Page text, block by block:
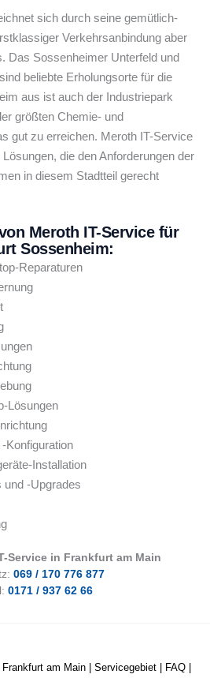
sich durch seine gemütlich-
Verkehrsanbindung aber
Das Sossenheimer Unterfeld und
beliebte Erholungsorte für die
aus ist auch der Industriepark
größten Chemie- und
gut zu erreichen. Meroth IT-Service
die den Anforderungen der
in diesem Stadtteil gerecht
Meroth IT-Service für
Sossenheim:
Reparaturen
Lösungen
Konfiguration
Installation
-Upgrades
Service in Frankfurt am Main
069 / 170 776 877
0171 / 937 62 66
am Main Servicegebiet FAQ